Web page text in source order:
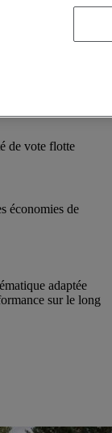
de vote flotte
économies de
adaptée
sur le long